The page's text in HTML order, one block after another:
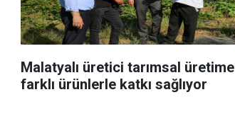
Malatyalı üretici tarımsal üretime
farklı ürünlerle katkı sağlıyor